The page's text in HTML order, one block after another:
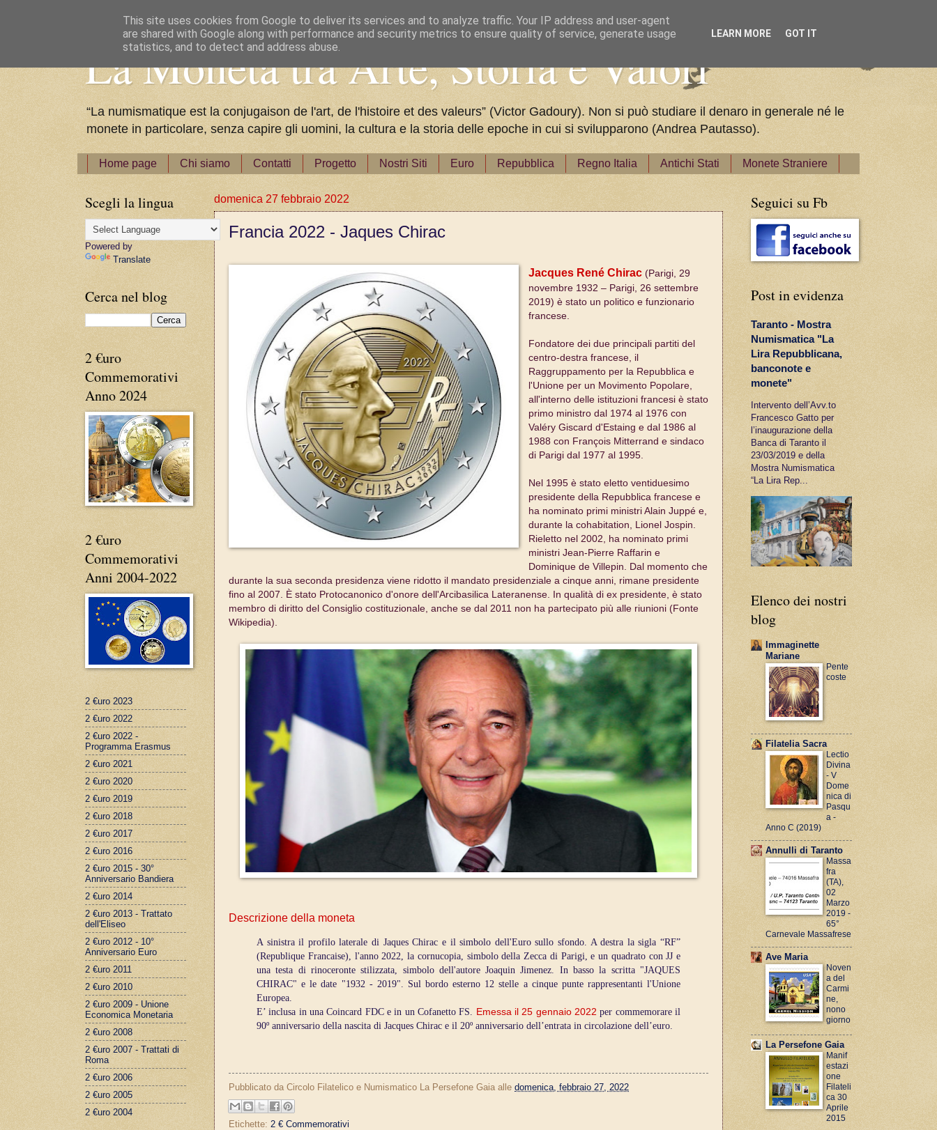
La Moneta tra Arte, Storia e Valori
“La numismatique est la conjugaison de l'art, de l'histoire et des valeurs” (Victor Gadoury). Non si può studiare il denaro in generale né le
monete in particolare, senza capire gli uomini, la cultura e la storia delle epoche in cui si svilupparono (Andrea Pautasso).
Home page Chi siamo Contatti Progetto Nostri Siti Euro Repubblica Regno Italia Antichi Stati Monete Straniere
domenica 27 febbraio 2022
Francia 2022 - Jaques Chirac
Jacques René Chirac (Parigi, 29
novembre 1932 – Parigi, 26 settembre
2019) è stato un politico e funzionario
francese.
Fondatore dei due principali partiti del
centro-destra francese, il
Raggruppamento per la Repubblica e
l'Unione per un Movimento Popolare,
all'interno delle istituzioni francesi è stato
primo ministro dal 1974 al 1976 con
Valéry Giscard d'Estaing e dal 1986 al
1988 con François Mitterrand e sindaco
di Parigi dal 1977 al 1995.
Nel 1995 è stato eletto ventiduesimo
presidente della Repubblica francese e
ha nominato primi ministri Alain Juppé e,
durante la cohabitation, Lionel Jospin.
Rieletto nel 2002, ha nominato primi
ministri Jean-Pierre Raffarin e
Dominique de Villepin. Dal momento che
durante la sua seconda presidenza viene ridotto il mandato presidenziale a cinque anni, rimane presidente
fino al 2007. È stato Protocanonico d'onore dell'Arcibasilica Lateranense. In qualità di ex presidente, è stato
membro di diritto del Consiglio costituzionale, anche se dal 2011 non ha partecipato più alle riunioni (Fonte
Wikipedia).
Descrizione della moneta
A sinistra il profilo laterale di Jaques Chirac e il simbolo dell'Euro sullo sfondo. A destra la sigla “RF”
(Republique Francaise), l'anno 2022, la cornucopia, simbolo della Zecca di Parigi, e un quadrato con JJ e
una testa di rinoceronte stilizzata, simbolo dell'autore Joaquin Jimenez. In basso la scritta "JAQUES
CHIRAC" e le date "1932 - 2019". Sul bordo esterno 12 stelle a cinque punte rappresentanti l'Unione
Europea.
E’ inclusa in una Coincard FDC e in un Cofanetto FS. Emessa il 25 gennaio 2022 per commemorare il
90º anniversario della nascita di Jacques Chirac e il 20º anniversario dell’entrata in circolazione dell’euro.
Pubblicato da Circolo Filatelico e Numismatico La Persefone Gaia alle domenica, febbraio 27, 2022
Etichette: 2 € Commemorativi
Scegli la lingua
Powered by
Translate
Cerca nel blog
2 €uro
Commemorativi
Anno 2024
2 €uro
Commemorativi
Anni 2004-2022
2 €uro 2023
2 €uro 2022
2 €uro 2022 -
Programma Erasmus
2 €uro 2021
2 €uro 2020
2 €uro 2019
2 €uro 2018
2 €uro 2017
2 €uro 2016
2 €uro 2015 - 30°
Anniversario Bandiera
2 €uro 2014
2 €uro 2013 - Trattato
dell'Eliseo
2 €uro 2012 - 10°
Anniversario Euro
2 €uro 2011
2 €uro 2010
2 €uro 2009 - Unione
Economica Monetaria
2 €uro 2008
2 €uro 2007 - Trattati di
Roma
2 €uro 2006
2 €uro 2005
2 €uro 2004
Seguici su Fb
Post in evidenza
Taranto - Mostra
Numismatica "La
Lira Repubblicana,
banconote e
monete"
Intervento dell’Avv.to
Francesco Gatto per
l’inaugurazione della
Banca di Taranto il
23/03/2019 e della
Mostra Numismatica
“La Lira Rep...
Elenco dei nostri
blog
Immaginette
Mariane
Pente
coste
Filatelia Sacra
Lectio
Divina
- V
Dome
nica di
Pasqu
a -
Anno C (2019)
Annulli di Taranto
Massa
fra
(TA),
02
Marzo
2019 -
65°
Carnevale Massafrese
Ave Maria
Noven
a del
Carmi
ne,
nono
giorno
La Persefone Gaia
Manif
estazi
one
Filateli
ca 30
Aprile
2015
This site uses cookies from Google to deliver its services and to analyze traffic. Your IP address and user-agent
are shared with Google along with performance and security metrics to ensure quality of service, generate usage
statistics, and to detect and address abuse.
LEARN MORE GOT IT